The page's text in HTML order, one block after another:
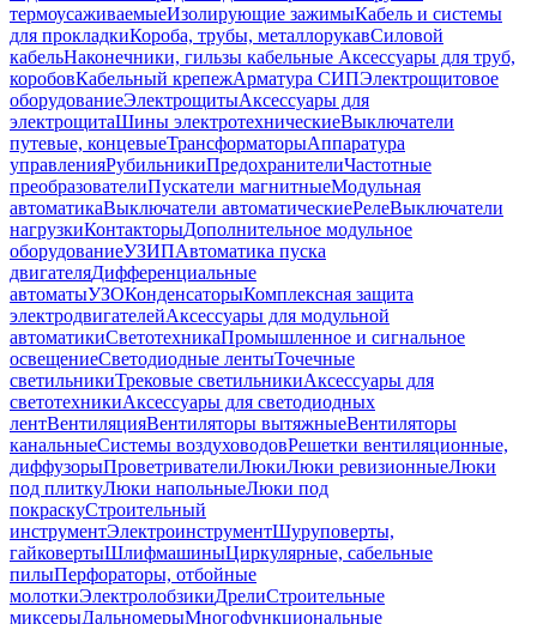
термоусаживаемыеИзолирующие зажимыКабель и системы
для прокладкиКороба, трубы, металлорукавСиловой
кабельНаконечники, гильзы кабельные Аксессуары для труб,
коробовКабельный крепежАрматура СИПЭлектрощитовое
оборудованиеЭлектрощитыАксессуары для
электрощитаШины электротехническиеВыключатели
путевые, концевыеТрансформаторыАппаратура
управленияРубильникиПредохранителиЧастотные
преобразователиПускатели магнитныеМодульная
автоматикаВыключатели автоматическиеРелеВыключатели
нагрузкиКонтакторыДополнительное модульное
оборудованиеУЗИПАвтоматика пуска
двигателяДифференциальные
автоматыУЗОКонденсаторыКомплексная защита
электродвигателейАксессуары для модульной
автоматикиСветотехникаПромышленное и сигнальное
освещениеСветодиодные лентыТочечные
светильникиТрековые светильникиАксессуары для
светотехникиАксессуары для светодиодных
лентВентиляцияВентиляторы вытяжныеВентиляторы
канальныеСистемы воздуховодовРешетки вентиляционные,
диффузорыПроветривателиЛюкиЛюки ревизионныеЛюки
под плиткуЛюки напольныеЛюки под
покраскуСтроительный
инструментЭлектроинструментШуруповерты,
гайковертыШлифмашиныЦиркулярные, сабельные
пилыПерфораторы, отбойные
молоткиЭлектролобзикиДрелиСтроительные
миксерыДальномерыМногофункциональные